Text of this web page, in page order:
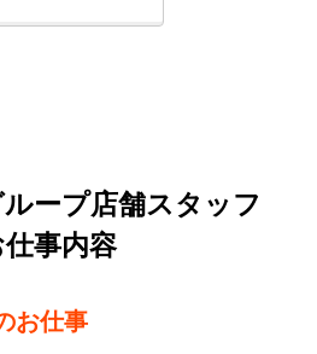
ープ店舗スタッフ
事内容
お仕事